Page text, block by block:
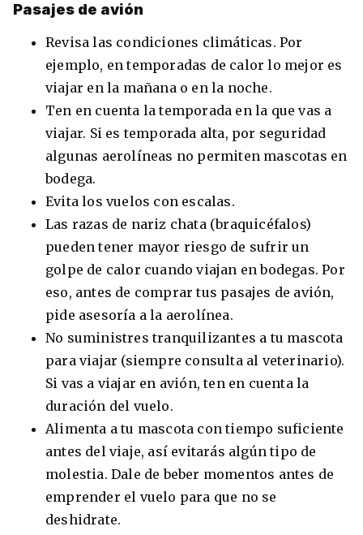
Pasajes de avión
Revisa las condiciones climáticas. Por
ejemplo, en temporadas de calor lo mejor es
viajar en la mañana o en la noche.
Ten en cuenta la temporada en la que vas a
viajar. Si es temporada alta, por seguridad
algunas aerolíneas no permiten mascotas en
bodega.
Evita los vuelos con escalas.
Las razas de nariz chata (braquicéfalos)
pueden tener mayor riesgo de sufrir un
golpe de calor cuando viajan en bodegas. Por
eso, antes de comprar tus pasajes de avión,
pide asesoría a la aerolínea.
No suministres tranquilizantes a tu mascota
para viajar (siempre consulta al veterinario).
Si vas a viajar en avión, ten en cuenta la
duración del vuelo.
Alimenta a tu mascota con tiempo suficiente
antes del viaje, así evitarás algún tipo de
molestia. Dale de beber momentos antes de
emprender el vuelo para que no se
deshidrate.